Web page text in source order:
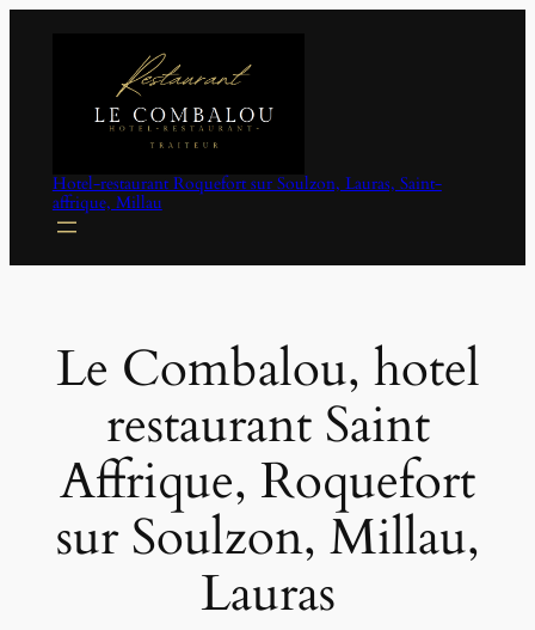
Hotel-restaurant Roquefort sur Soulzon, Lauras, Saint-
affrique, Millau
Le Combalou, hotel
restaurant Saint
Affrique, Roquefort
sur Soulzon, Millau,
Lauras